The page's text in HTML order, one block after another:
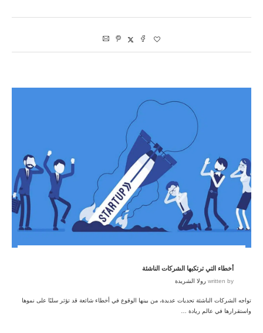
أخطاء التي ترتكبها الشركات الناشئة
written by رولا الشريدة
تواجه الشركات الناشئة تحديات عديدة، من بينها الوقوع في أخطاء شائعة قد تؤثر سلبًا على نموها
واستقرارها في عالم ريادة …